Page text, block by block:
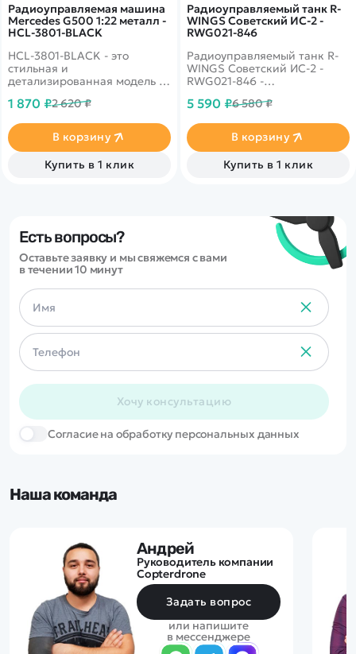
Радиоуправляемая машина
Mercedes G500 1:22 металл -
HCL-3801-BLACK
HCL-3801-BLACK - это
стильная и
детализированная модель с
светодиодной подсветкой
парогенератором с
подсветкой.
Открывающиеся двери,
капот и багажник делают
1 870 ₽2 620 ₽
В корзину
Купить в 1 клик
Радиоуправляемый танк R-
WINGS Советский ИС-2 -
RWG021-846
Радиоуправляемый танк R-
WINGS Советский ИС-2 -
RWG021-846 -
советского танка с
Индикатор предупреждения
перед выстрелом и разряда
аккумулятора.
Высокодетализированный
основной боевой танк.
Лидер среди своих аналогов
по основным боевым
свойствам - мобильности,
5 590 ₽6 580 ₽
В корзину
Купить в 1 клик
Есть вопросы?
Оставьте заявку и мы свяжемся с вами
в течении 10 минут
Хочу консультацию
Cогласие на обработку персональных данных
Наша команда
Андрей
Руководитель компании
Copterdrone
Задать вопрос
или напишите
в мессенджере